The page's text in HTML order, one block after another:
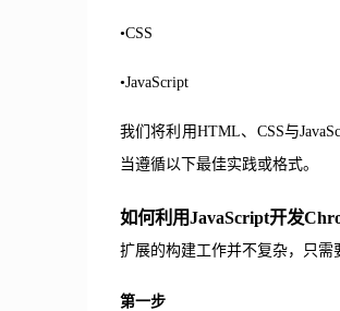
•CSS
•JavaScript
我们将利用HTML、CSS与
当遵循以下最佳实践或格式。
如何利用JavaScript开发
扩展的构建工作并不复杂，只需
第一步